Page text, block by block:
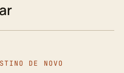
DE NOVO